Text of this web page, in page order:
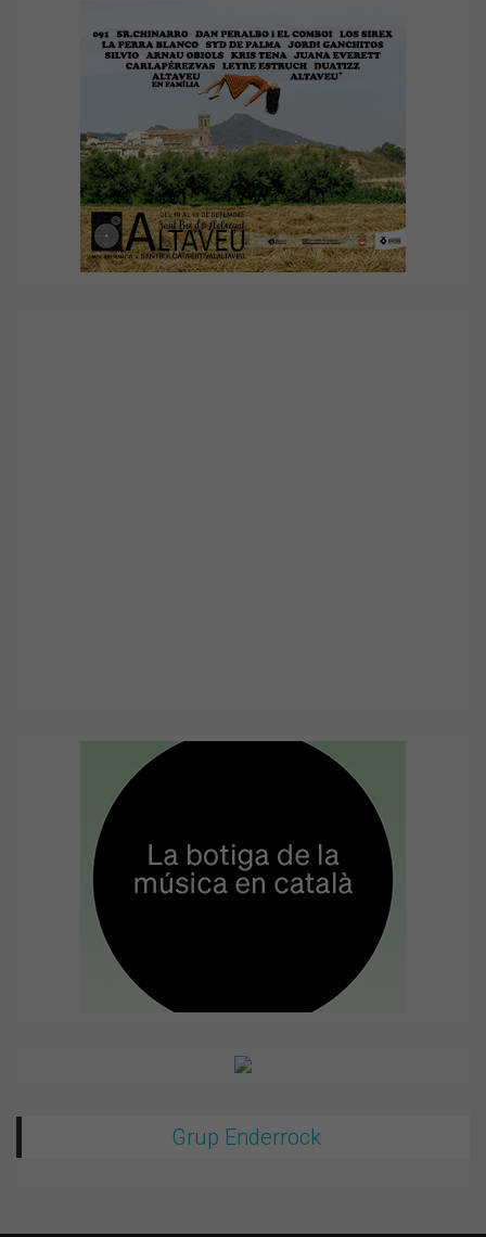
Grup Enderrock